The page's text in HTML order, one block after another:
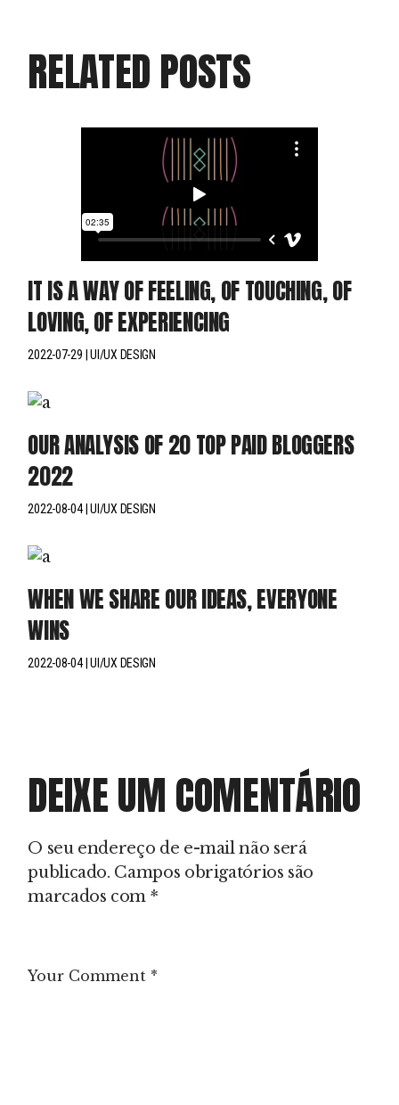
RELATED POSTS
IT IS A WAY OF FEELING, OF TOUCHING, OF
LOVING, OF EXPERIENCING
2022-07-29 UI/UX DESIGN
OUR ANALYSIS OF 20 TOP PAID BLOGGERS
2022
2022-08-04 UI/UX DESIGN
WHEN WE SHARE OUR IDEAS, EVERYONE
WINS
2022-08-04 UI/UX DESIGN
DEIXE UM COMENTÁRIO
O seu endereço de e-mail não será
publicado. Campos obrigatórios são
marcados com *